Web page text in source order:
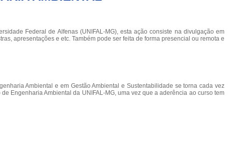
Federal de Alfenas (UNIFAL-MG), esta ação consiste na divulgação em
apresentações e etc. Também pode ser feita de forma presencial ou remota e
Ambiental e em Gestão Ambiental e Sustentabilidade se torna cada vez
Engenharia Ambiental da UNIFAL-MG, uma vez que a aderência ao curso tem